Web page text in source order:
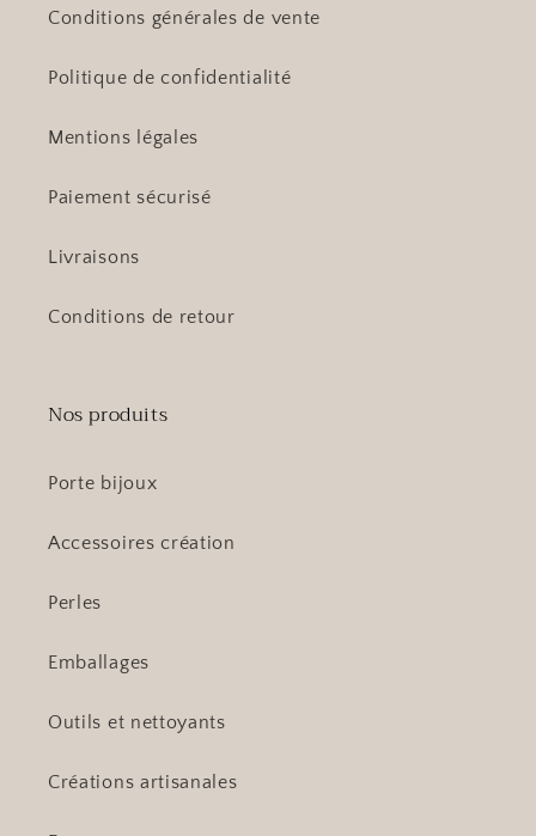
Conditions générales de vente
Politique de confidentialité
Mentions légales
Paiement sécurisé
Livraisons
Conditions de retour
Nos produits
Porte bijoux
Accessoires création
Perles
Emballages
Outils et nettoyants
Créations artisanales